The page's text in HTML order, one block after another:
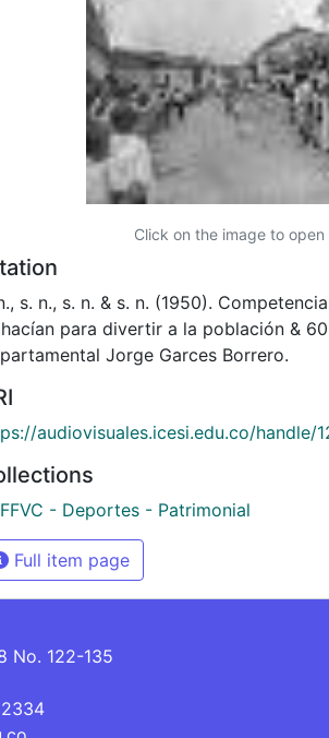
Click on the image to
s. n., s. n. & s. n. (1950).
para divertir a la población &
Jorge Garces Borrero.
audiovisuales.icesi.edu.co/handle/
- Deportes - Patrimonial
Full item page
No. 122-135